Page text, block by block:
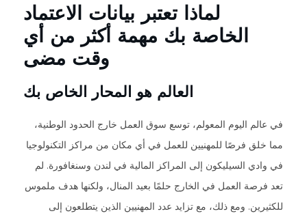
لماذا تعتبر بيانات الاعتماد
الخاصة بك مهمة أكثر من أي
وقت مضى
العالم هو المحار الخاص بك
في عالم اليوم المعولم، توسع سوق العمل خارج الحدود الوطنية،
مما خلق فرصًا للمهنيين للعمل في أي مكان من مراكز التكنولوجيا
في وادي السيليكون إلى المراكز المالية في لندن وسنغافورة. لم
تعد فرصة العمل في الخارج حلمًا بعيد المنال، ولكنها هدف ملموس
للكثيرين. ومع ذلك، مع تزايد عدد المهنيين الذين يتطلعون إلى